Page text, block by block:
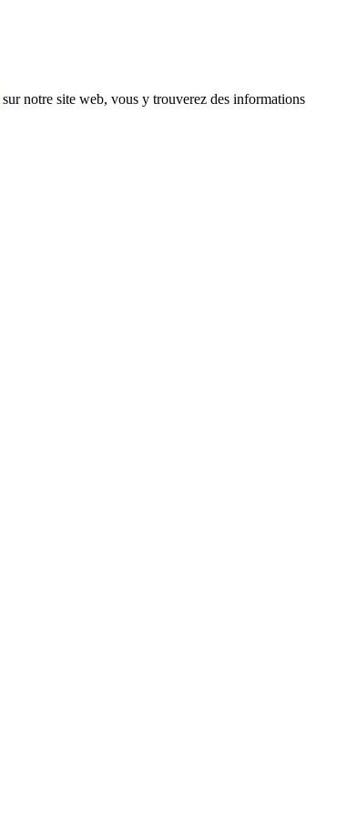
sur notre site web, vous y trouverez des informations